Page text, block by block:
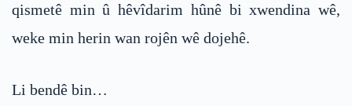
qismetê min û hêvîdarim hûnê bi xwendina wê,
weke min herin wan rojên wê dojehê.
Li bendê bin…